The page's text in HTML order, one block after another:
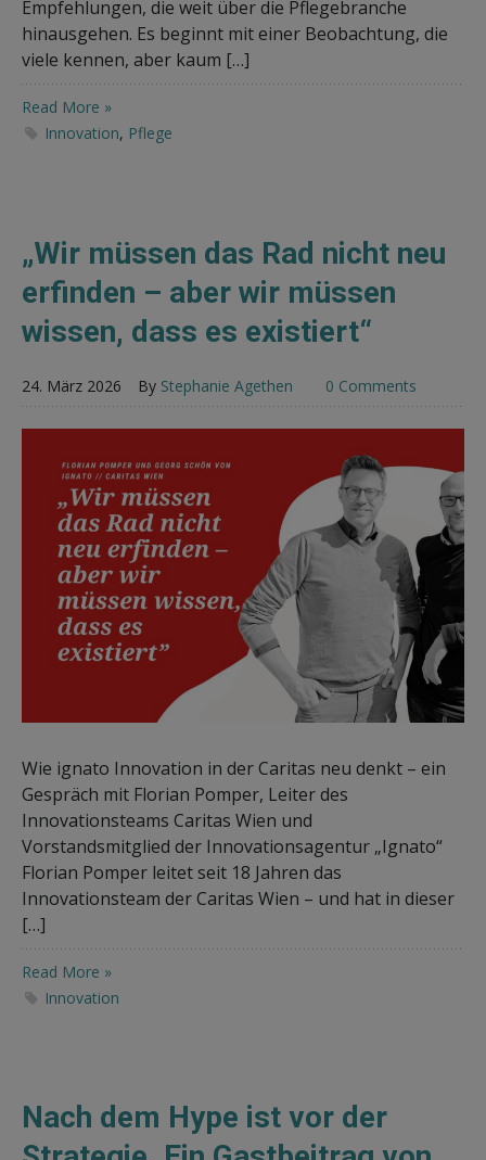
Empfehlungen, die weit über die Pflegebranche
hinausgehen. Es beginnt mit einer Beobachtung, die
viele kennen, aber kaum […]
Read More »
Innovation, Pflege
„Wir müssen das Rad nicht neu
erfinden – aber wir müssen
wissen, dass es existiert“
24. März 2026 By Stephanie Agethen 0 Comments
Wie ignato Innovation in der Caritas neu denkt – ein
Gespräch mit Florian Pomper, Leiter des
Innovationsteams Caritas Wien und
Vorstandsmitglied der Innovationsagentur „Ignato“
Florian Pomper leitet seit 18 Jahren das
Innovationsteam der Caritas Wien – und hat in dieser
[…]
Read More »
Innovation
Nach dem Hype ist vor der